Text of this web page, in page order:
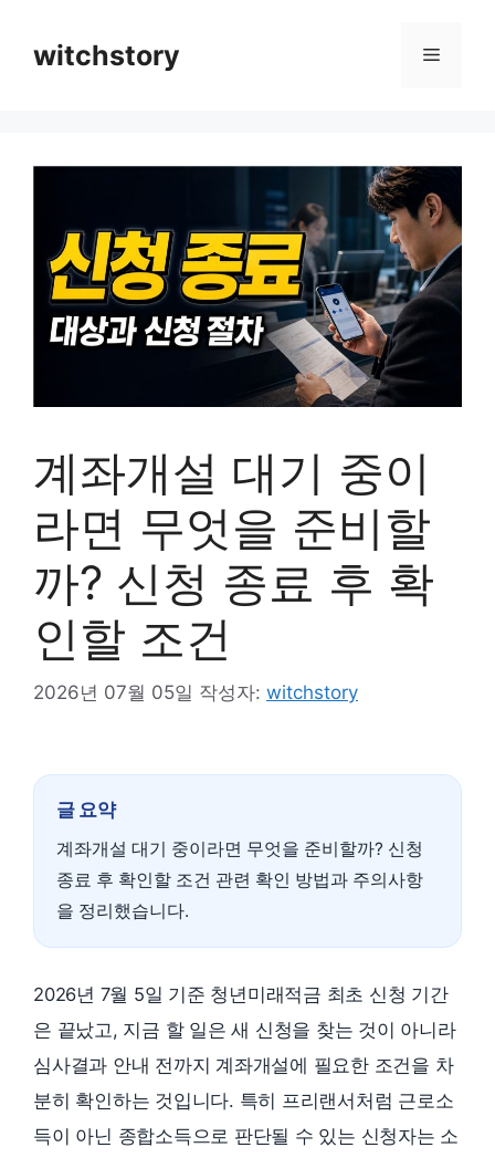
witchstory 메
계좌개설 대기 중이
라면 무엇을 준비할
까? 신청 종료 후 확
인할 조건
2026년 07월 05일 작성자: witchstory
글 요약
계좌개설 대기 중이라면 무엇을 준비할까? 신청
종료 후 확인할 조건 관련 확인 방법과 주의사항
을 정리했습니다.
2026년 7월 5일 기준 청년미래적금 최초 신청 기간
은 끝났고, 지금 할 일은 새 신청을 찾는 것이 아니라
심사결과 안내 전까지 계좌개설에 필요한 조건을 차
분히 확인하는 것입니다. 특히 프리랜서처럼 근로소
득이 아닌 종합소득으로 판단될 수 있는 신청자는 소